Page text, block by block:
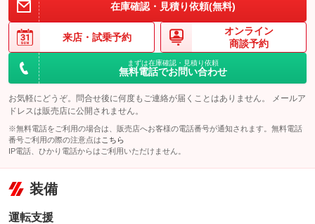
在庫確認・見積り依頼(無料)
来店・ 試乗予約
オンライン
商談予約
まずは在庫確認・見積り依頼
無料電話でお問い合わせ
お気軽にどうぞ。問合せ後に何度もご連絡が届くことはありません。 メールア
ドレスは販売店に公開されません。
※無料電話をご利用の場合は、販売店へお客様の電話番号が通知されます。無料電話
番号ご利用の際の注意点は こちら
IP電話、ひかり電話からはご利用いただけません。
装備
運転支援